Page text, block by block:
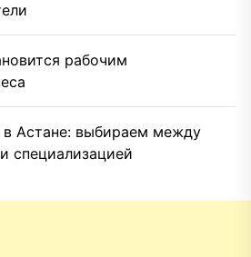
рабочим
в Астане: выбираем между
специализацией